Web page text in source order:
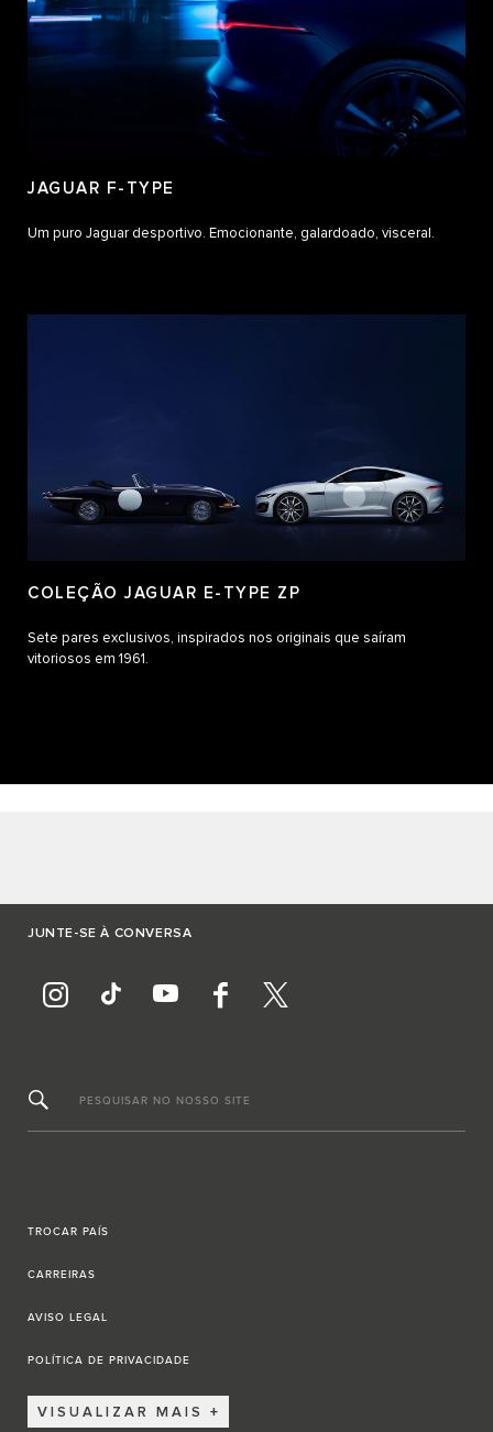
JAGUAR F-TYPE
Um puro Jaguar desportivo. Emocionante, galardoado, visceral.
COLEÇÃO JAGUAR E-TYPE ZP
Sete pares exclusivos, inspirados nos originais que saíram
vitoriosos em 1961.
JUNTE-SE À CONVERSA
PESQUISAR NO NOSSO SITE
TROCAR PAÍS
CARREIRAS
AVISO LEGAL
POLÍTICA DE PRIVACIDADE
VISUALIZAR MAIS